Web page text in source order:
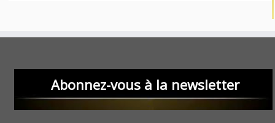
Abonnez-vous à la newsletter